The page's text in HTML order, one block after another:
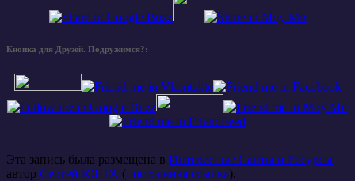
Кнопка для Друзей. Подружимся?:
Эта запись была размещена в Интересные Сайты и Ресурсы
автор Сергей ЮНГА (постоянная ссылка).